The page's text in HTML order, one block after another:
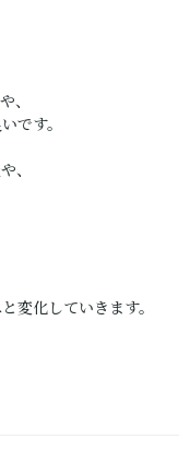
、
です。
、
変化していきます。